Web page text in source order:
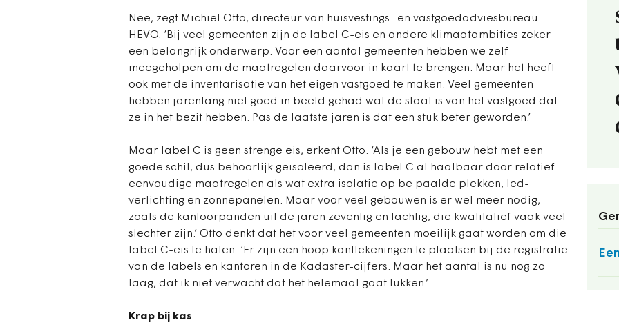
Nee, zegt Michiel Otto, directeur van huisvestings- en vastgoedadviesbureau
HEVO. ‘Bij veel gemeenten zijn de label C-eis en andere klimaatambities zeker
een belangrijk onderwerp. Voor een aantal gemeenten hebben we zelf
meegeholpen om de maatregelen daarvoor in kaart te brengen. Maar het heeft
ook met de inventarisatie van het eigen vastgoed te maken. Veel gemeenten
hebben jarenlang niet goed in beeld gehad wat de staat is van het vastgoed dat
ze in het bezit hebben. Pas de laatste jaren is dat een stuk beter geworden.’
Maar label C is geen strenge eis, erkent Otto. ‘Als je een gebouw hebt met een
goede schil, dus behoorlijk geïsoleerd, dan is label C al haalbaar door relatief
eenvoudige maatregelen als wat extra isolatie op be paalde plekken, led-
verlichting en zonnepanelen. Maar voor veel gebouwen is er wel meer nodig,
zoals de kantoorpanden uit de jaren zeventig en tachtig, die kwalitatief vaak veel
slechter zijn.’ Otto denkt dat het voor veel gemeenten moeilijk gaat worden om die
label C-eis te halen. ‘Er zijn een hoop kanttekeningen te plaatsen bij de registratie
van de labels en kantoren in de Kadaster-cijfers. Maar het aantal is nu nog zo
laag, dat ik niet verwacht dat het helemaal gaat lukken.’
Krap bij kas